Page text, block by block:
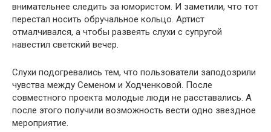
внимательнее следить за юмористом. И заметили, что тот
перестал носить обручальное кольцо. Артист
отмалчивался, а чтобы развеять слухи с супругой
навестил светский вечер.
Слухи подогревались тем, что пользователи заподозрили
чувства между Семеном и Ходченковой. После
совместного проекта молодые люди не расставались. А
после этого получили возможность вести одно звездное
мероприятие.